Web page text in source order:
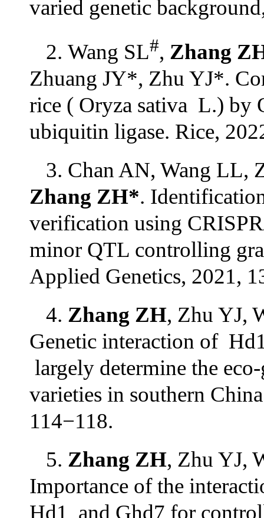
varied genetic
2. Wang SL#, Zhang
Zhuang JY*, Zhu YJ*.
rice ( Oryza sativa L.) by
ubiquitin ligase. Rice,
3. Chan AN, Wang LL,
Zhang ZH*.
verification using
minor QTL controlling
Applied Genetics, 2021,
4. Zhang ZH, Zhu YJ,
Genetic interaction of
largely determine the
varieties in southern
114−118.
5. Zhang ZH, Zhu YJ,
Importance of the
Hd1 and Ghd7 for